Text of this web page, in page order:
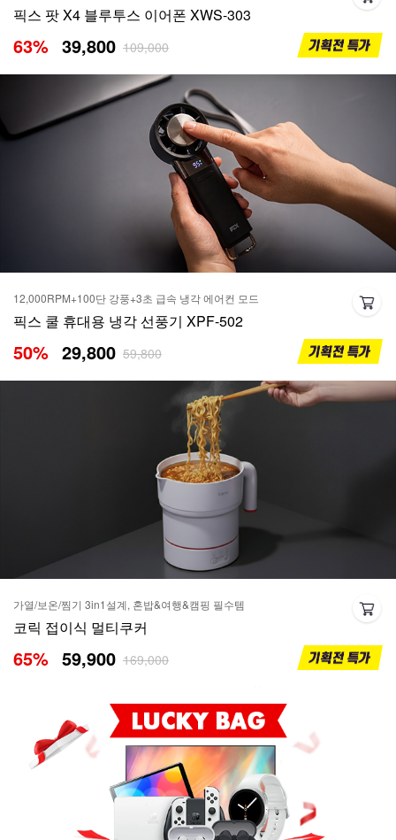
픽스 팟 X4 블루투스 이어폰 XWS-303
63% 39,800 109,000
12,000RPM+100단 강풍+3초 급속 냉각 에어컨 모드
픽스 쿨 휴대용 냉각 선풍기 XPF-502
50% 29,800 59,800
가열/보온/찜기 3in1설계, 혼밥&여행&캠핑 필수템
코릭 접이식 멀티쿠커
65% 59,900 169,000